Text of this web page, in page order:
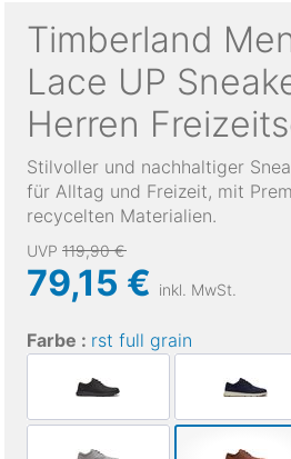
Timberland
Lace UP
Herren
Stilvoller und nachhaltiger
für Alltag und Freizeit, mit
recycelten Materialien.
UVP 119,90 €
79,15 € inkl. MwSt.
Farbe : rst full grain